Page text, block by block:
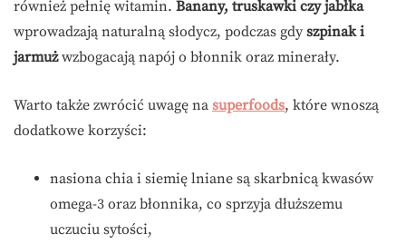
również pełnię witamin. Banany, truskawki czy jabłka
wprowadzają naturalną słodycz, podczas gdy szpinak i
jarmużwzbogacają napój o błonnik oraz minerały.
Warto także zwrócić uwagę na superfoods, które wnoszą
dodatkowe korzyści:
nasiona chia i siemię lniane są skarbnicą kwasów
omega-3 oraz błonnika, co sprzyja dłuższemu
uczuciu sytości,